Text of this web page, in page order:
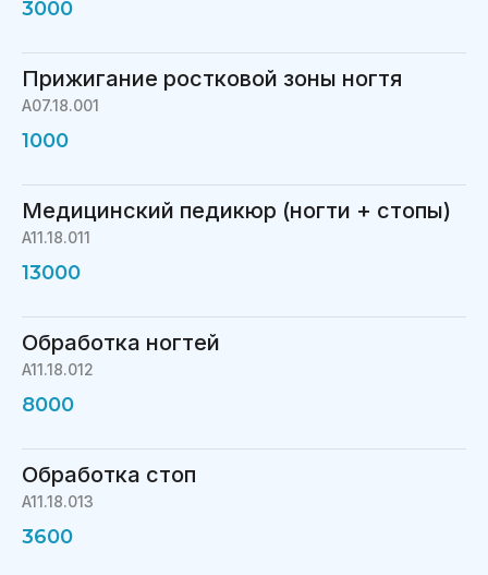
3000
Прижигание ростковой зоны ногтя
A07.18.001
1000
Медицинский педикюр (ногти + стопы)
A11.18.011
13000
Обработка ногтей
A11.18.012
8000
Обработка стоп
A11.18.013
3600